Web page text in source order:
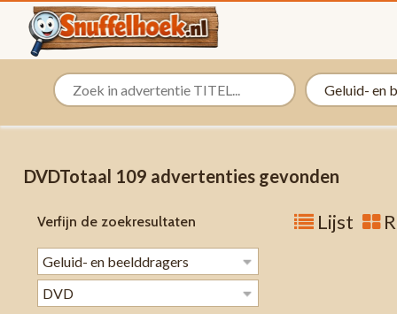
DVDTotaal 109 advertenties gevonden
Verfijn de zoekresultaten Lijst